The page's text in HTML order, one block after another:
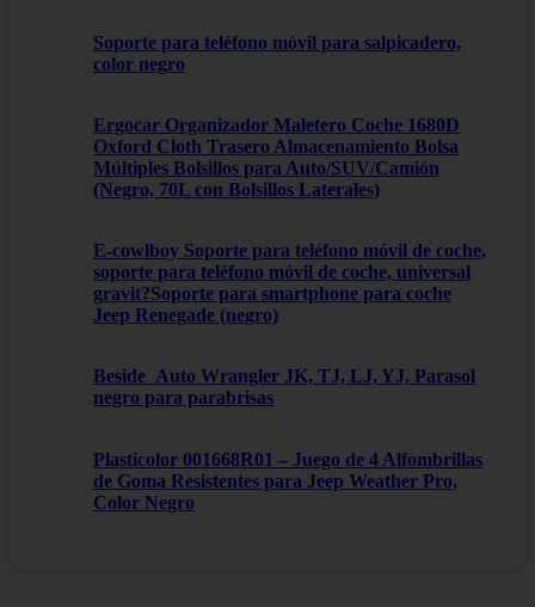
Soporte para teléfono móvil para salpicadero,
color negro
Ergocar Organizador Maletero Coche 1680D
Oxford Cloth Trasero Almacenamiento Bolsa
Múltiples Bolsillos para Auto/SUV/Camión
(Negro, 70L con Bolsillos Laterales)
E-cowlboy Soporte para teléfono móvil de coche,
soporte para teléfono móvil de coche, universal
gravit?Soporte para smartphone para coche
Jeep Renegade (negro)
Beside_Auto Wrangler JK, TJ, LJ, YJ, Parasol
negro para parabrisas
Plasticolor 001668R01 – Juego de 4 Alfombrillas
de Goma Resistentes para Jeep Weather Pro,
Color Negro